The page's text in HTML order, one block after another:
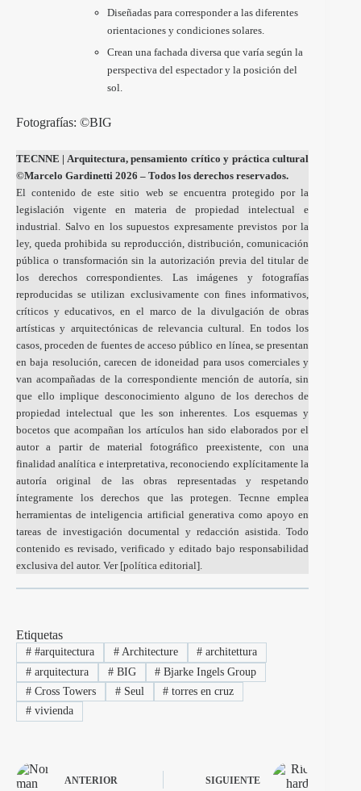
Diseñadas para corresponder a las diferentes
orientaciones y condiciones solares.
Crean una fachada diversa que varía según la
perspectiva del espectador y la posición del
sol.
Fotografías: ©BIG
TECNNE | Arquitectura, pensamiento crítico y práctica cultural
©Marcelo Gardinetti 2026 – Todos los derechos reservados.
El contenido de este sitio web se encuentra protegido por la
legislación vigente en materia de propiedad intelectual e
industrial. Salvo en los supuestos expresamente previstos por la
ley, queda prohibida su reproducción, distribución, comunicación
pública o transformación sin la autorización previa del titular de
los derechos correspondientes. Las imágenes y fotografías
reproducidas se utilizan exclusivamente con fines informativos,
críticos y educativos, en el marco de la divulgación de obras
artísticas y arquitectónicas de relevancia cultural. En todos los
casos, proceden de fuentes de acceso público en línea, se presentan
en baja resolución, carecen de idoneidad para usos comerciales y
van acompañadas de la correspondiente mención de autoría, sin
que ello implique desconocimiento alguno de los derechos de
propiedad intelectual que les son inherentes. Los esquemas y
bocetos que acompañan los artículos han sido elaborados por el
autor a partir de material fotográfico preexistente, con una
finalidad analítica e interpretativa, reconociendo explícitamente la
autoría original de las obras representadas y respetando
íntegramente los derechos que las protegen. Tecnne emplea
herramientas de inteligencia artificial generativa como apoyo en
tareas de investigación documental y redacción asistida. Todo
contenido es revisado, verificado y editado bajo responsabilidad
exclusiva del autor. Ver [política editorial].
Etiquetas
##arquitectura #Architecture # architettura
#arquitectura #BIG # Bjarke Ingels Group
#Cross Towers #Seul # torres en cruz
#vivienda
ANTERIOR SIGUIENTE